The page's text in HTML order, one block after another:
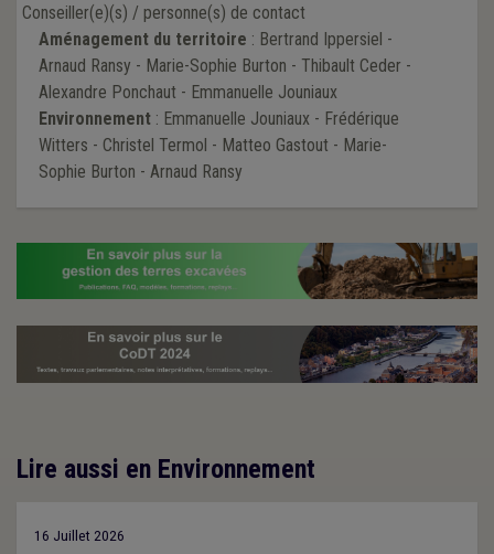
Conseiller(e)(s) / personne(s) de contact
Aménagement du territoire : Bertrand Ippersiel -
Arnaud Ransy - Marie-Sophie Burton - Thibault Ceder -
Alexandre Ponchaut - Emmanuelle Jouniaux
Environnement : Emmanuelle Jouniaux - Frédérique
Witters - Christel Termol - Matteo Gastout - Marie-
Sophie Burton - Arnaud Ransy
Lire aussi en Environnement
16 Juillet 2026